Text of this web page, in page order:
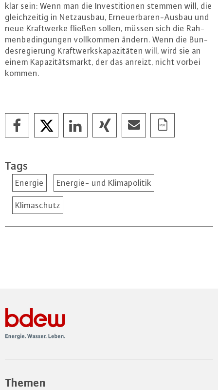
klar sein: Wenn man die In­ves­ti­tio­nen stemmen will, die
gleich­zei­tig in Netz­aus­bau, Er­neu­er­ba­ren-Aus­bau und
neue Kraft­wer­ke fließen sollen, müssen sich die Rah­
men­be­din­gun­gen voll­kom­men ändern. Wenn die Bun­
des­re­gie­rung Kraft­werks­ka­pa­zi­tä­ten will, wird sie an
einem Ka­pa­zi­täts­markt, der das anreizt, nicht vorbei
kommen.
Tags
Energie Energie- und Klimapolitik
Klimaschutz
Themen